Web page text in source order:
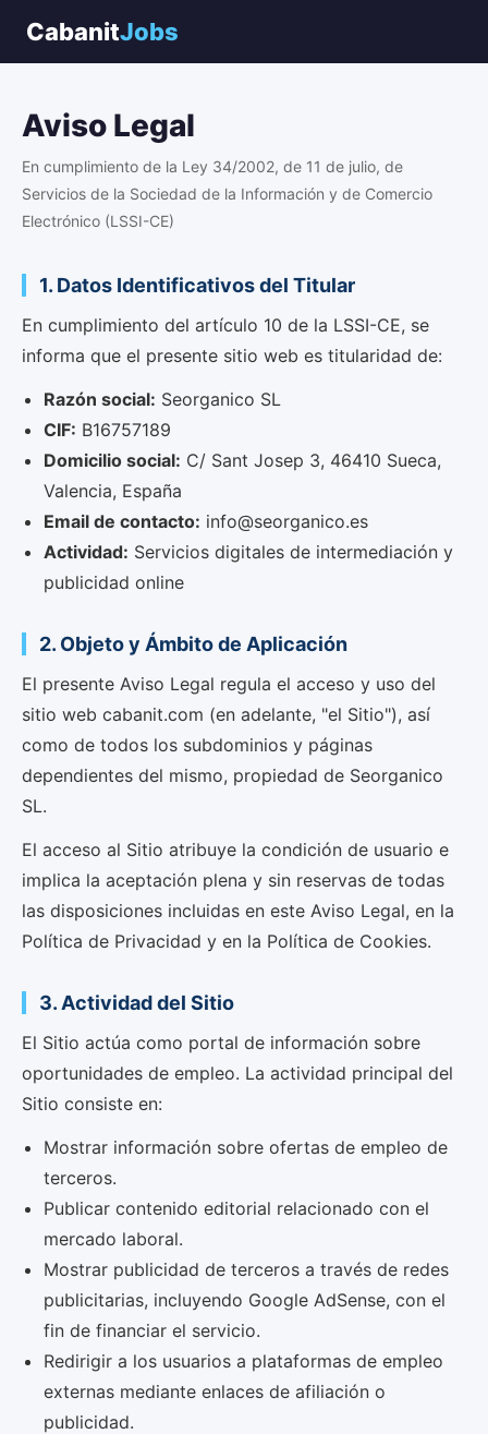
CabanitJobs
Aviso Legal
En cumplimiento de la Ley 34/2002, de 11 de julio, de
Servicios de la Sociedad de la Información y de Comercio
Electrónico (LSSI-CE)
1. Datos Identificativos del Titular
En cumplimiento del artículo 10 de la LSSI-CE, se
informa que el presente sitio web es titularidad de:
Razón social: Seorganico SL
CIF: B16757189
Domicilio social: C/ Sant Josep 3, 46410 Sueca,
Valencia, España
Email de contacto: info@seorganico.es
Actividad: Servicios digitales de intermediación y
publicidad online
2. Objeto y Ámbito de Aplicación
El presente Aviso Legal regula el acceso y uso del
sitio web cabanit.com (en adelante, "el Sitio"), así
como de todos los subdominios y páginas
dependientes del mismo, propiedad de Seorganico
SL.
El acceso al Sitio atribuye la condición de usuario e
implica la aceptación plena y sin reservas de todas
las disposiciones incluidas en este Aviso Legal, en la
Política de Privacidad y en la Política de Cookies.
3. Actividad del Sitio
El Sitio actúa como portal de información sobre
oportunidades de empleo. La actividad principal del
Sitio consiste en:
Mostrar información sobre ofertas de empleo de
terceros.
Publicar contenido editorial relacionado con el
mercado laboral.
Mostrar publicidad de terceros a través de redes
publicitarias, incluyendo Google AdSense, con el
fin de financiar el servicio.
Redirigir a los usuarios a plataformas de empleo
externas mediante enlaces de afiliación o
publicidad.